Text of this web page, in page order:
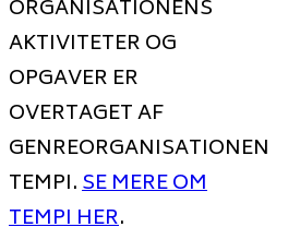
ORGANISATIONENS
AKTIVITETER OG
OPGAVER ER
OVERTAGET AF
GENREORGANISATIONEN
TEMPI.SE MERE OM
TEMPI HER.